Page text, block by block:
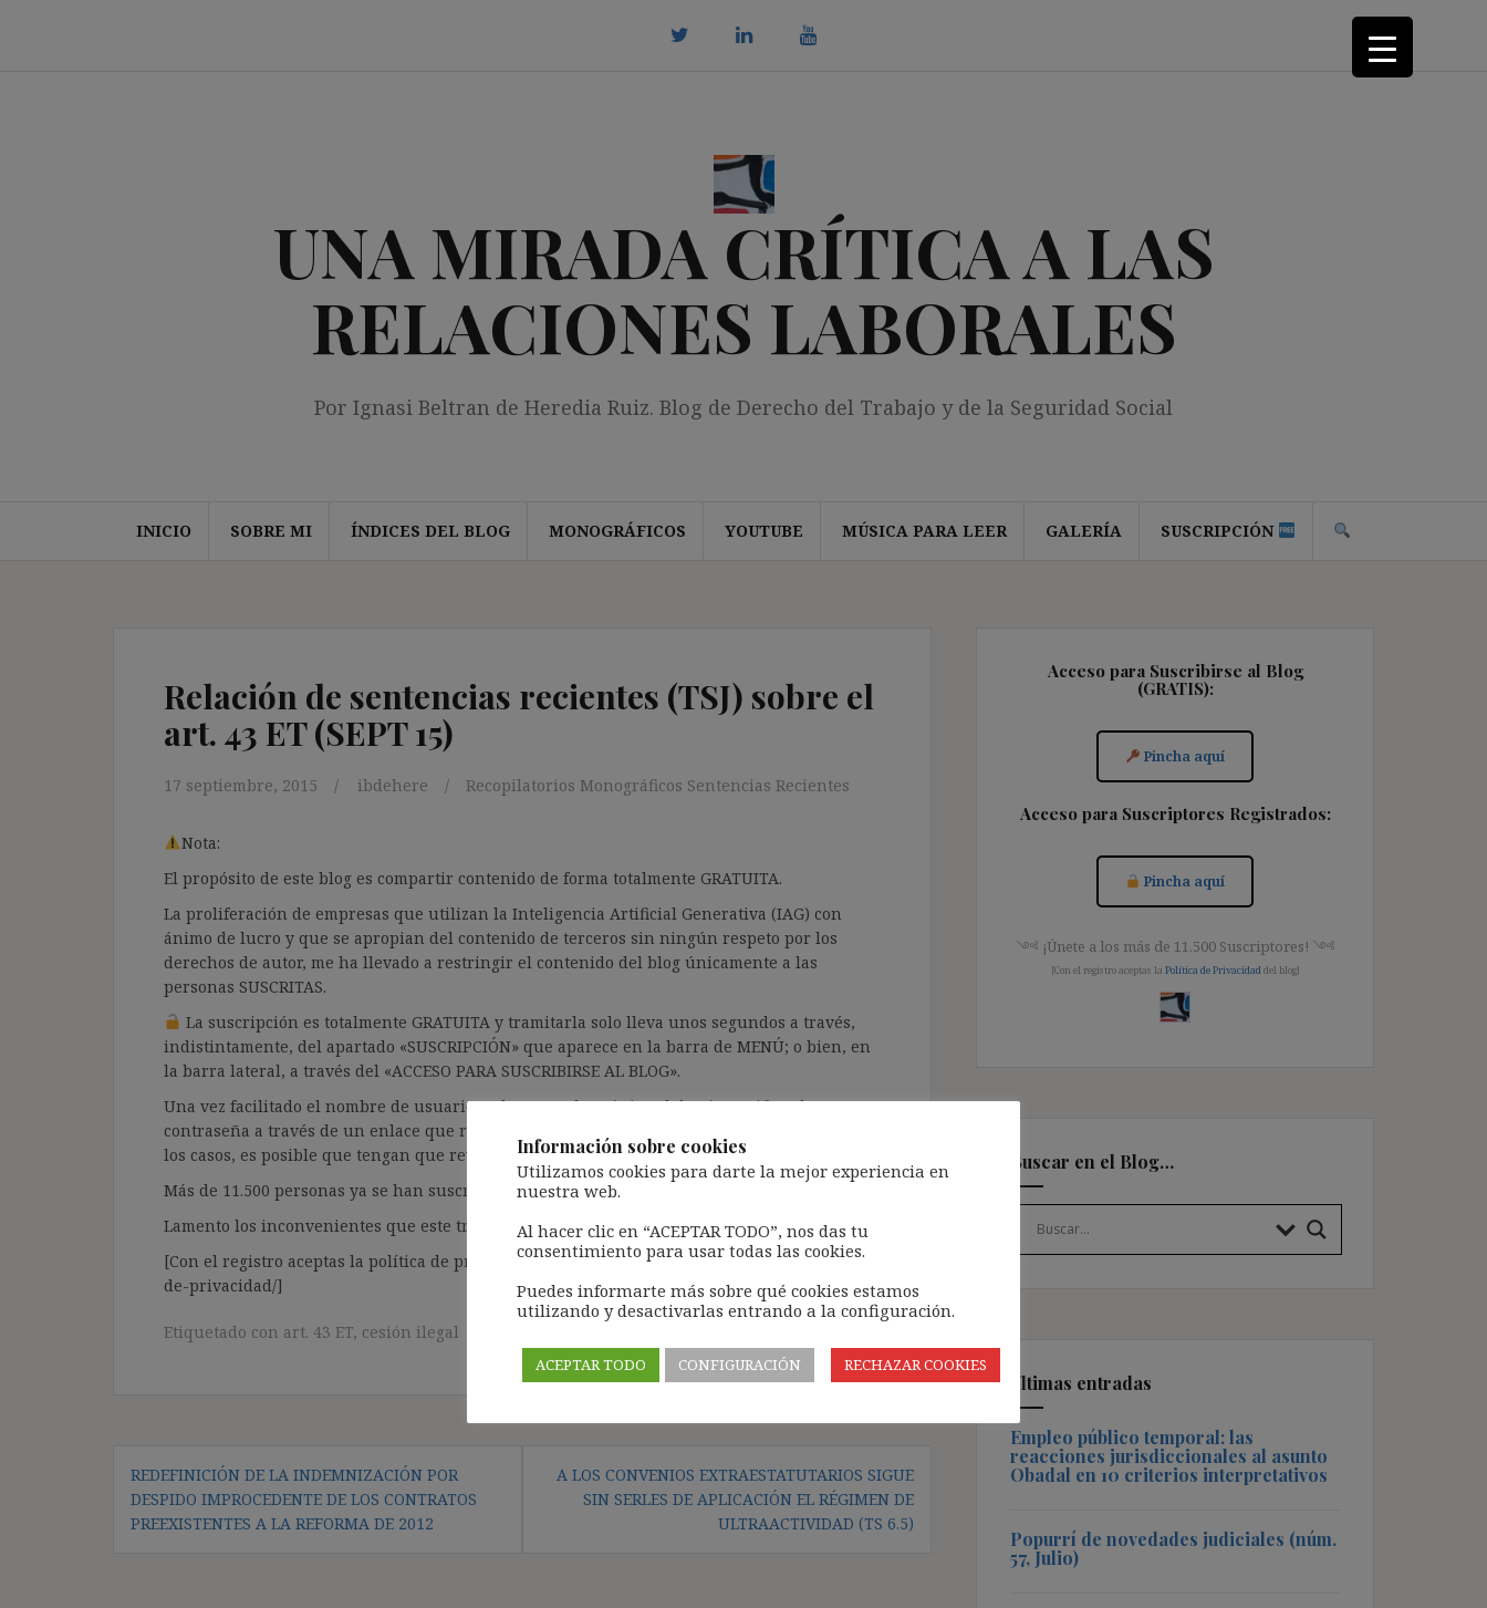
UNA MIRADA CRÍTICA A LAS
RELACIONES LABORALES
Por Ignasi Beltran de Heredia Ruiz. Blog de Derecho del Trabajo y de la Seguridad Social
INICIO SOBRE MI ÍNDICES DEL BLOG MONOGRÁFICOS YOUTUBE MÚSICA PARA LEER GALERÍA SUSCRIPCIÓN
Relación de sentencias recientes (TSJ) sobre el
art. 43 ET (SEPT 15)
17 septiembre, 2015 ibdehere Recopilatorios Monográficos Sentencias Recientes
Nota:
El propósito de este blog es compartir contenido de forma totalmente GRATUITA.
La proliferación de empresas que utilizan la Inteligencia Artificial Generativa (IAG) con
ánimo de lucro y que se apropian del contenido de terceros sin ningún respeto por los
derechos de autor, me ha llevado a restringir el contenido del blog únicamente a las
personas SUSCRITAS.
La suscripción es totalmente GRATUITA y tramitarla solo lleva unos segundos a través,
indistintamente, del apartado «SUSCRIPCIÓN» que aparece en la barra de MENÚ; o bien, en
la barra lateral, a través del «ACCESO PARA SUSCRIBIRSE AL BLOG».
Una vez facilitado el nombre de usuario y el correo electrónico, deberán verificar la
contraseña a través de un enlace que recibirán en el correo electrónico registrado (según
los casos, es posible que tengan que revisar la bandeja de «Spam»).
Más de 11.500 personas ya se han suscrito.
Lamento los inconvenientes que este trámite pueda causar.
[Con el registro aceptas la política de privacidad del blog: https://ignasibeltran.com/politica-
de-privacidad/]
Etiquetado con art. 43 ET, cesión ilegal
Navegación
de
entradas
REDEFINICIÓN DE LA INDEMNIZACIÓN POR
DESPIDO IMPROCEDENTE DE LOS CONTRATOS
PREEXISTENTES A LA REFORMA DE 2012
A LOS CONVENIOS EXTRAESTATUTARIOS SIGUE
SIN SERLES DE APLICACIÓN EL RÉGIMEN DE
ULTRAACTIVIDAD (TS 6.5)
Acceso para Suscribirse al Blog
(GRATIS):
Pincha aquí
Acceso para Suscriptores Registrados:
Pincha aquí
༺ ¡Únete a los más de 11.500 Suscriptores! ༺
[Con el registro aceptas la Política de Privacidad del blog]
Buscar en el Blog…
Últimas entradas
Empleo público temporal: las
reacciones jurisdiccionales al asunto
Obadal en 10 criterios interpretativos
Popurrí de novedades judiciales (núm.
57, Julio)
Información sobre cookies
Utilizamos cookies para darte la mejor experiencia en
nuestra web.
Al hacer clic en “ACEPTAR TODO”, nos das tu
consentimiento para usar todas las cookies.
Puedes informarte más sobre qué cookies estamos
utilizando y desactivarlas entrando a la configuración.
ACEPTAR TODO CONFIGURACIÓN RECHAZAR COOKIES